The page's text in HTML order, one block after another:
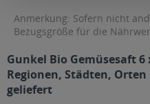
Anmerkung: Sofern nicht
Bezugsgröße für die
Gunkel Bio Gemüsesaft
Regionen, Städten,
geliefert